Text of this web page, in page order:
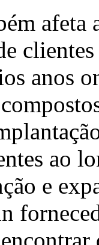
afeta
anos
ao
e